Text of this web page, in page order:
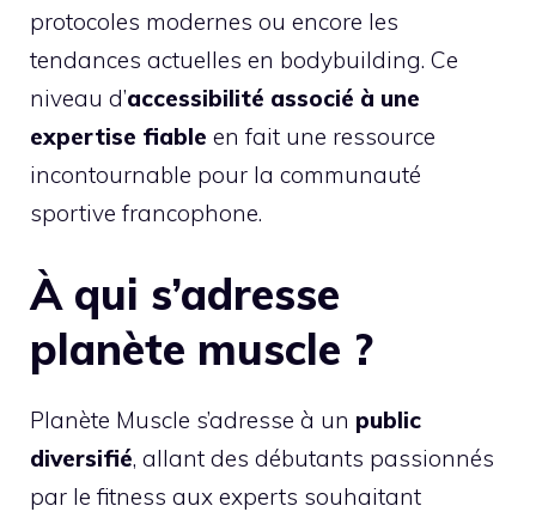
protocoles modernes ou encore les
tendances actuelles en bodybuilding. Ce
niveau d’accessibilité associé à une
expertise fiable en fait une ressource
incontournable pour la communauté
sportive francophone.
À qui s’adresse
planète muscle ?
Planète Muscle s’adresse à un public
diversifié, allant des débutants passionnés
par le fitness aux experts souhaitant